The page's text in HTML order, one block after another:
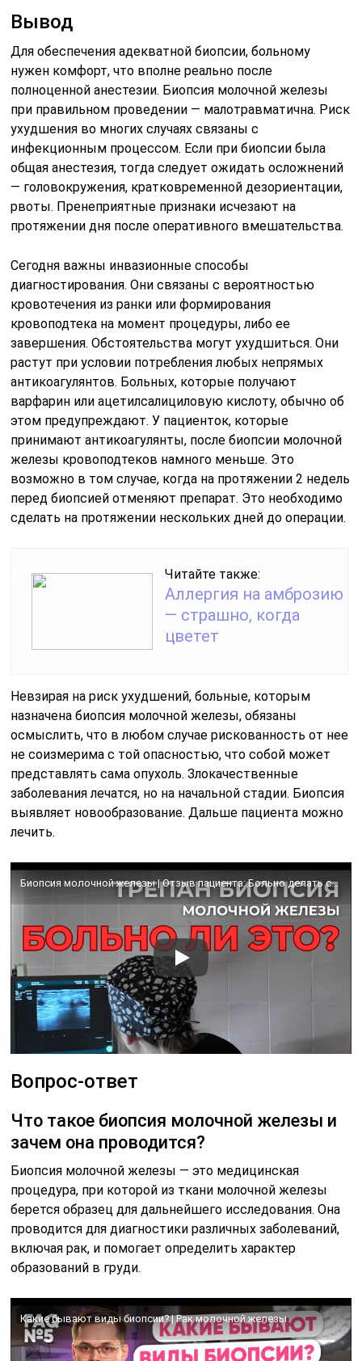
Вывод
Для обеспечения адекватной биопсии, больному
нужен комфорт, что вполне реально после
полноценной анестезии. Биопсия молочной железы
при правильном проведении — малотравматична. Риск
ухудшения во многих случаях связаны с
инфекционным процессом. Если при биопсии была
общая анестезия, тогда следует ожидать осложнений
— головокружения, кратковременной дезориентации,
рвоты. Пренеприятные признаки исчезают на
протяжении дня после оперативного вмешательства.
Сегодня важны инвазионные способы
диагностирования. Они связаны с вероятностью
кровотечения из ранки или формирования
кровоподтека на момент процедуры, либо ее
завершения. Обстоятельства могут ухудшиться. Они
растут при условии потребления любых непрямых
антикоагулянтов. Больных, которые получают
варфарин или ацетилсалициловую кислоту, обычно об
этом предупреждают. У пациенток, которые
принимают антикоагулянты, после биопсии молочной
железы кровоподтеков намного меньше. Это
возможно в том случае, когда на протяжении 2 недель
перед биопсией отменяют препарат. Это необходимо
сделать на протяжении нескольких дней до операции.
Читайте также:
Аллергия на амброзию
— страшно, когда
цветет
Невзирая на риск ухудшений, больные, которым
назначена биопсия молочной железы, обязаны
осмыслить, что в любом случае рискованность от нее
не соизмерима с той опасностью, что собой может
представлять сама опухоль. Злокачественные
заболевания лечатся, но на начальной стадии. Биопсия
выявляет новообразование. Дальше пациента можно
лечить.
Биопсия молочной железы | Отзыв пациента: Больно делать core биопсию?
Вопрос-ответ
Что такое биопсия молочной железы и
зачем она проводится?
Биопсия молочной железы — это медицинская
процедура, при которой из ткани молочной железы
берется образец для дальнейшего исследования. Она
проводится для диагностики различных заболеваний,
включая рак, и помогает определить характер
образований в груди.
Какие бывают виды биопсии? | Рак молочной железы